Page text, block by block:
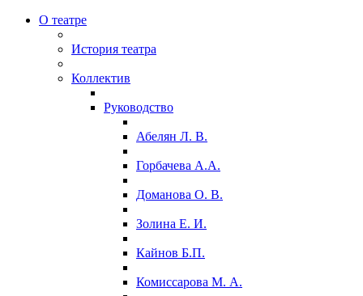
О театре
История театра
Коллектив
Руководство
Абелян Л. В.
Горбачева А.А.
Доманова О. В.
Золина Е. И.
Кайнов Б.П.
Комиссарова М. А.